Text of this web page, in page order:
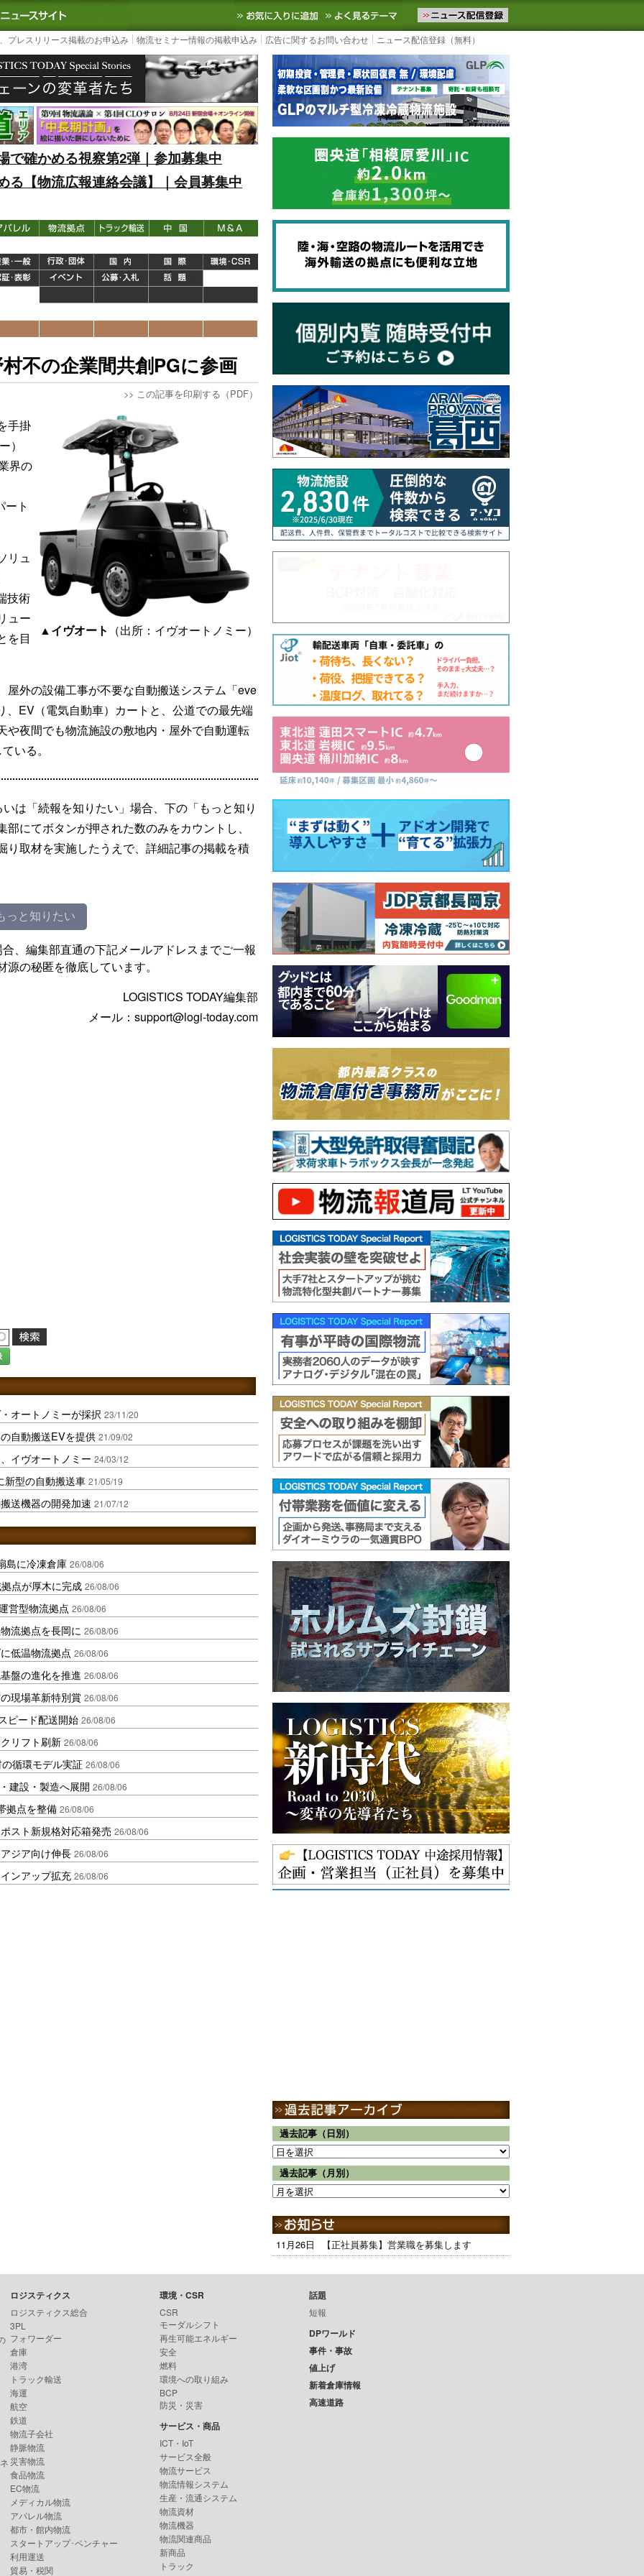
｜国内最大の物流ニュースサイト3PL, SCMなど国内外の最新の物流ニュースをお届けします。物流ニュースメール配信を登録す
お気に入りに追加 よく見るテーマ
プレスリリース掲載のお申込み 物流セミナー情報の掲載申込み 広告に関するお問い合わせ ニュース配信登録（無料）
で確かめる視察第2弾｜参加募集中
る【物流広報連絡会議】｜会員募集中
不の企業間共創PGに参画
>> この記事を印刷する（PDF）
▲イヴオート （出所：イヴオートノミー）
手掛
）
界の
ート
リュ
技術
ュー
を目
屋外の設備工事が不要な自動搬送システム「eve
EV（電気自動車）カートと、公道での最先端
や夜間でも物流施設の敷地内・屋外で自動運転
いる。
は「続報を知りたい」場合、下の「もっと知り
にてボタンが押された数のみをカウントし、
り取材を実施したうえで、詳細記事の掲載を積
っと知りたい
、編集部直通の下記メールアドレスまでご一報
の秘匿を徹底しています。
LOGISTICS TODAY編集部
メール：support@logi-today.com
オートノミーが採択 23/11/20
自動搬送EVを提供 21/09/02
イヴオートノミー 24/03/12
新型の自動搬送車 21/05/19
送機器の開発加速 21/07/12
島に冷凍倉庫 26/08/06
点が厚木に完成 26/08/06
営型物流拠点 26/08/06
流拠点を長岡に 26/08/06
低温物流拠点 26/08/06
盤の進化を推進 26/08/06
現場革新特別賞 26/08/06
ピード配送開始 26/08/06
リフト刷新 26/08/06
循環モデル実証 26/08/06
建設・製造へ展開 26/08/06
拠点を整備 26/08/06
スト新規格対応箱発売 26/08/06
ジア向け伸長 26/08/06
ンアップ拡充 26/08/06
過去記事（日別）
過去記事（月別）
11月26日 【正社員募集】営業職を募集します
ロジスティクス
ロジスティクス総合
3PL
フォワーダー
倉庫
港湾
トラック輸送
海運
航空
鉄道
物流子会社
静脈物流
災害物流
食品物流
EC物流
メディカル物流
アパレル物流
都市・館内物流
スタートアップ･ベンチャー
利用運送
貿易・税関
環境・CSR
CSR
モーダルシフト
再生可能エネルギー
安全
燃料
環境への取り組み
BCP
防災・災害
サービス・商品
ICT・IoT
サービス全般
物流サービス
物流情報システム
生産・流通システム
物流資材
物流機器
物流関連商品
新商品
トラック
話題
短報
DPワールド
事件・事故
値上げ
新着倉庫情報
高速道路